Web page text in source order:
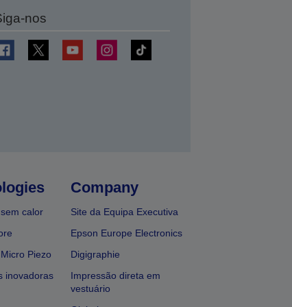
nos
calor
Piezo
inovadoras
Company
Site da Equipa Executiva
Epson Europe Electronics
Digigraphie
Impressão direta em
vestuário